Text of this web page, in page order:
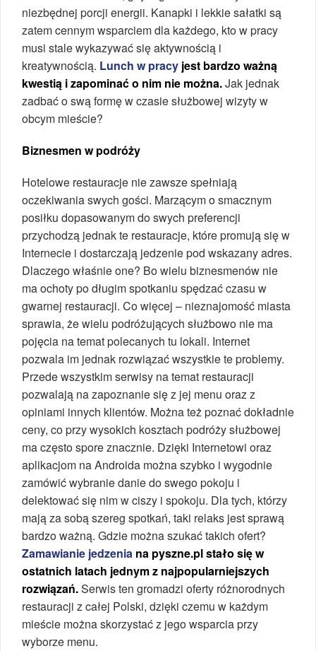
niezbędnej porcji energii. Kanapki i lekkie sałatki są
zatem cennym wsparciem dla każdego, kto w pracy
musi stale wykazywać się aktywnością i
kreatywnością. Lunch w pracy jest bardzo ważną
kwestią i zapominać o nim nie można.Jak jednak
zadbać o swą formę w czasie służbowej wizyty w
obcym mieście?
Biznesmen w podróży
Hotelowe restauracje nie zawsze spełniają
oczekiwania swych gości. Marzącym o smacznym
posiłku dopasowanym do swych preferencji
przychodzą jednak te restauracje, które promują się w
Internecie i dostarczają jedzenie pod wskazany adres.
Dlaczego właśnie one? Bo wielu biznesmenów nie
ma ochoty po długim spotkaniu spędzać czasu w
gwarnej restauracji. Co więcej – nieznajomość miasta
sprawia, że wielu podróżujących służbowo nie ma
pojęcia na temat polecanych tu lokali. Internet
pozwala im jednak rozwiązać wszystkie te problemy.
Przede wszystkim serwisy na temat restauracji
pozwalają na zapoznanie się z jej menu oraz z
opiniami innych klientów. Można też poznać dokładnie
ceny, co przy wysokich kosztach podróży służbowej
ma często spore znacznie. Dzięki Internetowi oraz
aplikacjom na Androida można szybko i wygodnie
zamówić wybranie danie do swego pokoju i
delektować się nim w ciszy i spokoju. Dla tych, którzy
mają za sobą szereg spotkań, taki relaks jest sprawą
bardzo ważną. Gdzie można szukać takich ofert?
Zamawianie jedzenia na pyszne.pl stało się w
ostatnich latach jednym z najpopularniejszych
rozwiązań.Serwis ten gromadzi oferty różnorodnych
restauracji z całej Polski, dzięki czemu w każdym
mieście można skorzystać z jego wsparcia przy
wyborze menu.